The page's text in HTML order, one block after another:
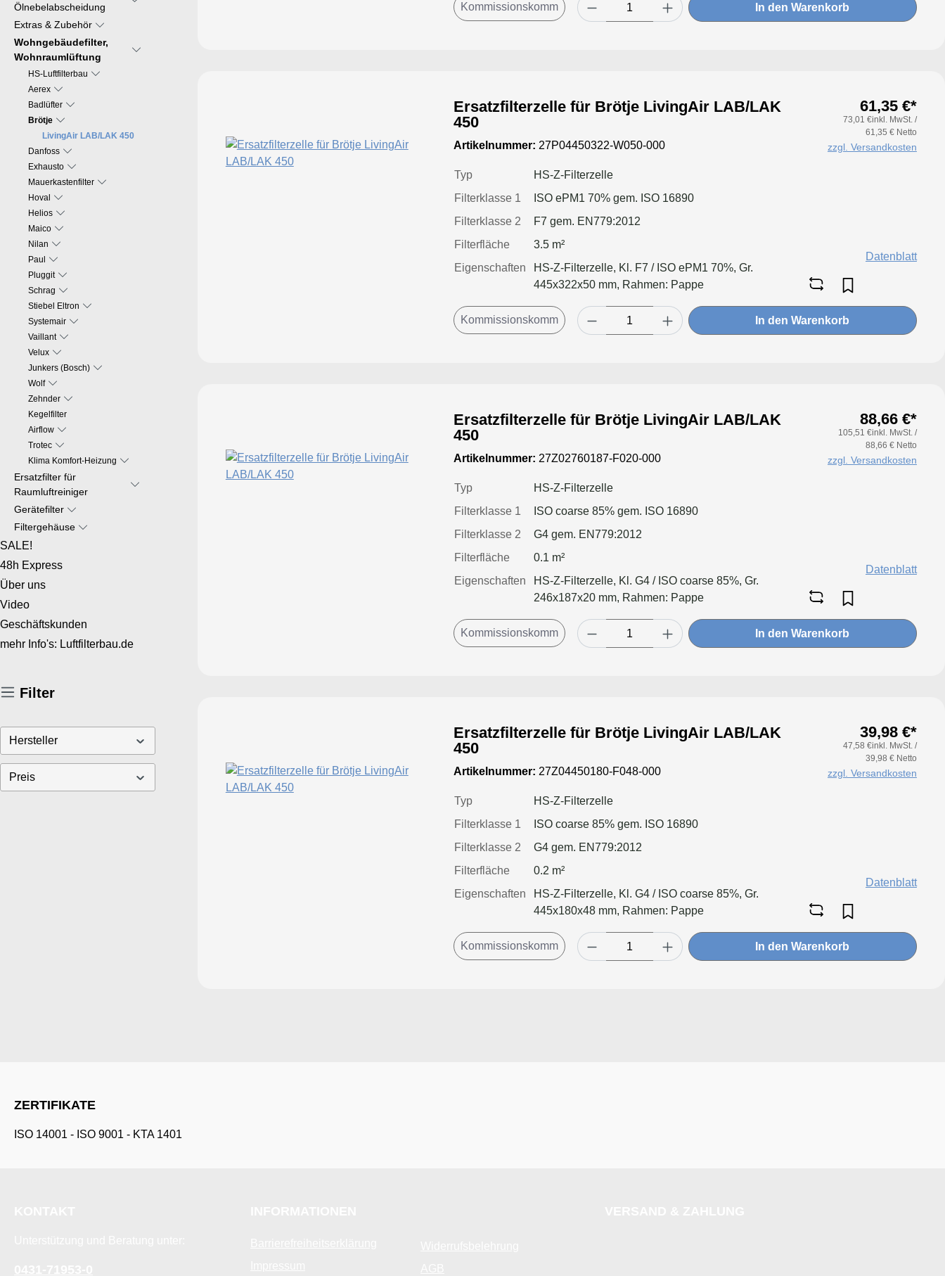
Ölnebelabscheidung
Extras & Zubehör
Wohngebäudefilter,
Wohnraumlüftung
HS-Luftfilterbau
Aerex
Badlüfter
Brötje
LivingAir LAB/LAK 450
Danfoss
Exhausto
Mauerkastenfilter
Hoval
Helios
Maico
Nilan
Paul
Pluggit
Schrag
Stiebel Eltron
Systemair
Vaillant
Velux
Junkers (Bosch)
Wolf
Zehnder
Kegelfilter
Airflow
Trotec
Klima Komfort-Heizung
Ersatzfilter für
Raumluftreiniger
Gerätefilter
Filtergehäuse
SALE!
48h Express
Über uns
Video
Geschäftskunden
mehr Info's: Luftfilterbau.de
Filter
Hersteller
Preis
In den Warenkorb
Ersatzfilterzelle für Brötje LivingAir LAB/LAK
450
Artikelnummer: 27P04450322-W050-000
Typ
HS-Z-Filterzelle
Filterklasse 1
ISO ePM1 70% gem. ISO 16890
Filterklasse 2
F7 gem. EN779:2012
Filterfläche
3.5 m²
Eigenschaften
HS-Z-Filterzelle, Kl. F7 / ISO ePM1 70%, Gr.
445x322x50 mm, Rahmen: Pappe
61,35 €*
73,01 €inkl. MwSt. /
61,35 € Netto
zzgl. Versandkosten
Datenblatt
In den Warenkorb
Ersatzfilterzelle für Brötje LivingAir LAB/LAK
450
Artikelnummer: 27Z02760187-F020-000
Typ
HS-Z-Filterzelle
Filterklasse 1
ISO coarse 85% gem. ISO 16890
Filterklasse 2
G4 gem. EN779:2012
Filterfläche
0.1 m²
Eigenschaften
HS-Z-Filterzelle, Kl. G4 / ISO coarse 85%, Gr.
246x187x20 mm, Rahmen: Pappe
88,66 €*
105,51 €inkl. MwSt. /
88,66 € Netto
zzgl. Versandkosten
Datenblatt
In den Warenkorb
Ersatzfilterzelle für Brötje LivingAir LAB/LAK
450
Artikelnummer: 27Z04450180-F048-000
Typ
HS-Z-Filterzelle
Filterklasse 1
ISO coarse 85% gem. ISO 16890
Filterklasse 2
G4 gem. EN779:2012
Filterfläche
0.2 m²
Eigenschaften
HS-Z-Filterzelle, Kl. G4 / ISO coarse 85%, Gr.
445x180x48 mm, Rahmen: Pappe
39,98 €*
47,58 €inkl. MwSt. /
39,98 € Netto
zzgl. Versandkosten
Datenblatt
In den Warenkorb
ZERTIFIKATE
ISO 14001 - ISO 9001 - KTA 1401